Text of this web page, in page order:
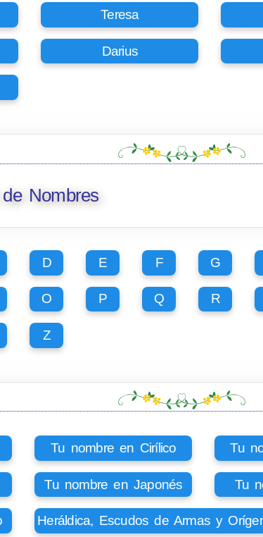
Teresa
Darius
Nombres
D E F G
O P Q R
Z
Tu nombre en Cirílico Tu
Tu nombre en Japonés Tu
Heráldica, Escudos de Armas y